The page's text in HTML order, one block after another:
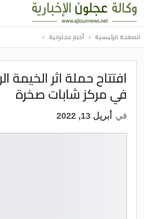
الصفحة الرئيسية أخبار عجلونية
افتتاح حملة اثر الخيمة
في مركز شابات صخرة
في أبريل 13, 2022